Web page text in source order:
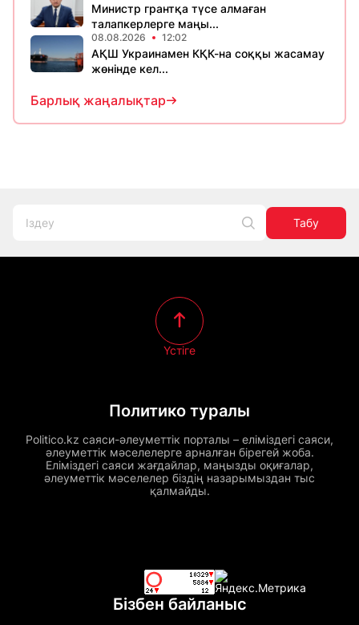
Министр грантқа түсе алмаған
талапкерлерге маңы...
08.08.2026 12:02
АҚШ Украинамен КҚК-на соққы жасамау
жөнінде кел...
Барлық жаңалықтар
Табу
Политико туралы
Politico.kz саяси-әлеуметтік порталы – еліміздегі саяси,
әлеуметтік мәселелерге арналған бірегей жоба.
Еліміздегі саяси жағдайлар, маңызды оқиғалар,
әлеуметтік мәселелер біздің назарымыздан тыс
қалмайды.
Үстіге
Бізбен байланыс